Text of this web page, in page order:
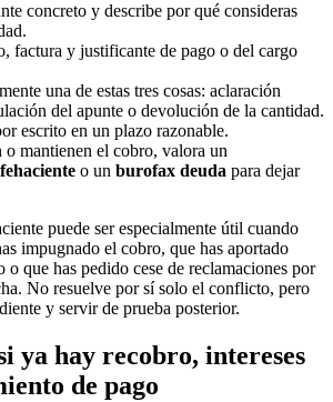
concreto y describe por qué consideras
factura y justificante de pago o del cargo
una de estas tres cosas: aclaración
del apunte o devolución de la cantidad.
escrito en un plazo razonable.
o mantienen el cobro, valora un
o un burofax deuda para dejar
puede ser especialmente útil cuando
impugnado el cobro, que has aportado
o que has pedido cese de reclamaciones por
No resuelve por sí solo el conflicto, pero
y servir de prueba posterior.
ya hay recobro, intereses
de pago